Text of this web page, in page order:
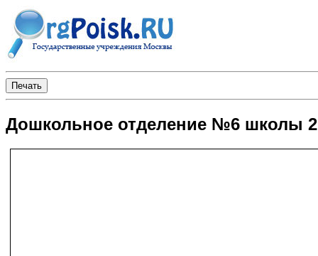
Дошкольное отделение №6 школы